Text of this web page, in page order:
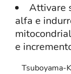
Attivare
alfa e
e
Tsuboyama-